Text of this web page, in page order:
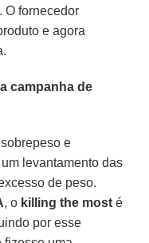
O fornecedor
e agora
campanha de
e
levantamento das
de peso.
, o killing the most é
por esse